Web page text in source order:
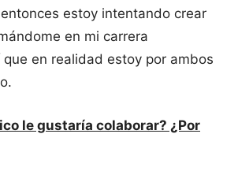
estoy intentando crear
en mi carrera
en realidad estoy por ambos
le gustaría colaborar? ¿Por